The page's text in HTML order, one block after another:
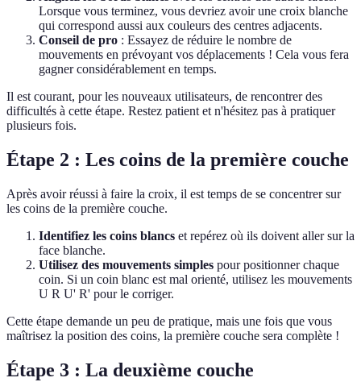
Lorsque vous terminez, vous devriez avoir une croix blanche
qui correspond aussi aux couleurs des centres adjacents.
Conseil de pro : Essayez de réduire le nombre de
mouvements en prévoyant vos déplacements ! Cela vous fera
gagner considérablement en temps.
Il est courant, pour les nouveaux utilisateurs, de rencontrer des
difficultés à cette étape. Restez patient et n'hésitez pas à pratiquer
plusieurs fois.
Étape 2 : Les coins de la première couche
Après avoir réussi à faire la croix, il est temps de se concentrer sur
les coins de la première couche.
Identifiez les coins blancs et repérez où ils doivent aller sur la
face blanche.
Utilisez des mouvements simples pour positionner chaque
coin. Si un coin blanc est mal orienté, utilisez les mouvements
U R U' R' pour le corriger.
Cette étape demande un peu de pratique, mais une fois que vous
maîtrisez la position des coins, la première couche sera complète !
Étape 3 : La deuxième couche